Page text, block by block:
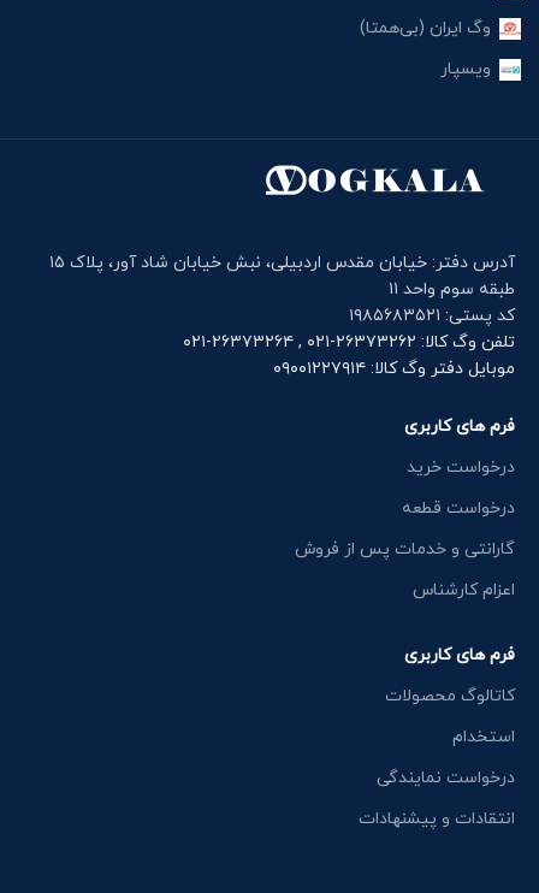
وگ ایران (بی‌همتا)
ویسپار
آدرس دفتر: خیابان مقدس اردبیلی، نبش خیابان شاد آور، پلاک ۱۵
طبقه سوم واحد ۱۱
کد پستی: ۱۹۸۵۶۸۳۵۲۱
تلفن وگ کالا: ۲۶۳۷۳۲۶۲-۰۲۱ , ۲۶۳۷۳۲۶۴-۰۲۱
موبایل دفتر وگ کالا: ۰۹۰۰۱۲۲۷۹۱۴
فرم های کاربری
درخواست خرید
درخواست قطعه
گارانتی و خدمات پس از فروش
اعزام کارشناس
فرم های کاربری
کاتالوگ محصولات
استخدام
درخواست نمایندگی
انتقادات و پیشنهادات